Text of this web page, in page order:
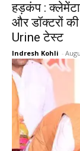
हड़कंप :
और डॉक्टरों
Urine टेस्ट
Indresh Kohli -